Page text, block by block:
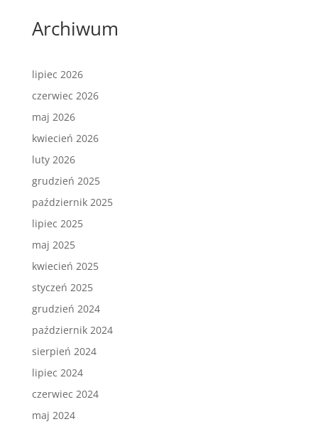
Archiwum
lipiec 2026
czerwiec 2026
maj 2026
kwiecień 2026
luty 2026
grudzień 2025
październik 2025
lipiec 2025
maj 2025
kwiecień 2025
styczeń 2025
grudzień 2024
październik 2024
sierpień 2024
lipiec 2024
czerwiec 2024
maj 2024